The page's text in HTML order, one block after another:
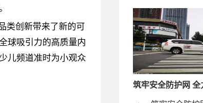
类创新带来了新的可
球吸引力的高质量内
儿频道准时为小观众